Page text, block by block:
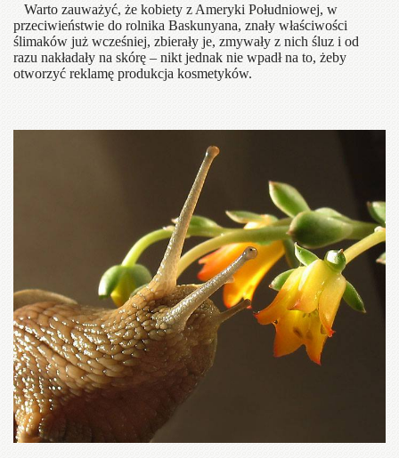
Warto zauważyć, że kobiety z Ameryki Południowej, w
przeciwieństwie do rolnika Baskunyana, znały właściwości
ślimaków już wcześniej, zbierały je, zmywały z nich śluz i od
razu nakładały na skórę – nikt jednak nie wpadł na to, żeby
otworzyć reklamę produkcja kosmetyków.